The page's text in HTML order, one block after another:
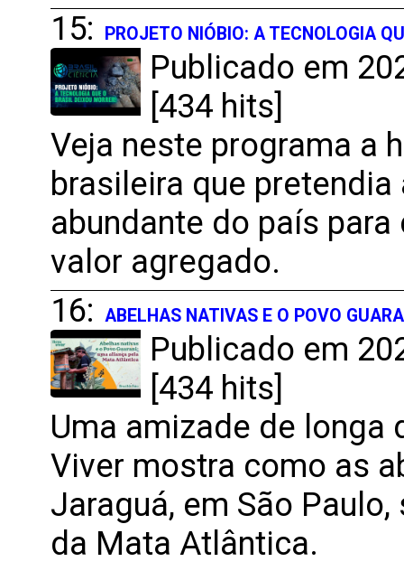
15:
PROJETO NIÓBIO: A TECNOLOGIA
Publicado em
[434 hits]
Veja neste programa a
brasileira que
abundante do país
valor agregado.
16:
ABELHAS NATIVAS E O POVO
Publicado em
[434 hits]
Uma amizade de longa
Viver mostra como as
Jaraguá, em São
da Mata Atlântica.